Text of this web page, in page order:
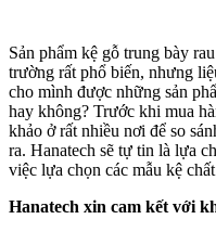
Sản phẩm kệ gỗ trung bày
trường rất phổ biến, nhưng
cho mình được những sản
hay không? Trước khi mua
khảo ở rất nhiều nơi để so
ra. Hanatech sẽ tự tin là lựa
việc lựa chọn các mẫu kệ
Hanatech xin cam kết với